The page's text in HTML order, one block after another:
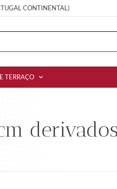
CONTINENTAL)
TERRAÇO